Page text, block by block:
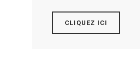
CLIQUEZ ICI